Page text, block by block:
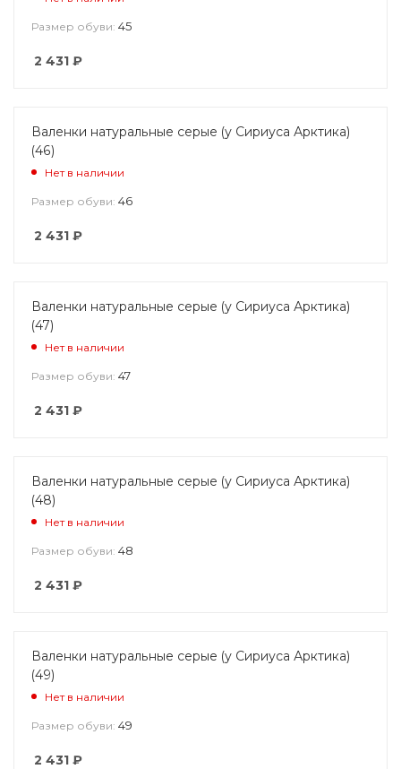
Размер обуви: 45
2 431 ₽
Валенки натуральные серые (у Сириуса Арктика)
(46)
Нет в наличии
Размер обуви: 46
2 431 ₽
Валенки натуральные серые (у Сириуса Арктика)
(47)
Нет в наличии
Размер обуви: 47
2 431 ₽
Валенки натуральные серые (у Сириуса Арктика)
(48)
Нет в наличии
Размер обуви: 48
2 431 ₽
Валенки натуральные серые (у Сириуса Арктика)
(49)
Нет в наличии
Размер обуви: 49
2 431 ₽